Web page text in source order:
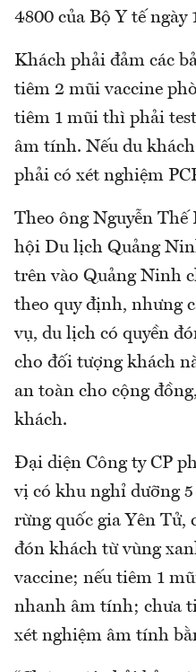
4800 của Bộ Y tế ngày
Khách phải đảm các
tiêm 2 mũi vaccine
tiêm 1 mũi thì phải
âm tính. Nếu du
phải có xét nghiệm
Theo ông Nguyễn
hội Du lịch Quảng
trên vào Quảng Ninh
theo quy định, nhưng
vụ, du lịch có quyền
cho đối tượng khách
an toàn cho cộng
khách.
Đại diện Công ty CP
vị có khu nghỉ dưỡng
rừng quốc gia Yên Tử,
đón khách từ vùng
vaccine; nếu tiêm 1
nhanh âm tính; chưa
xét nghiệm âm tính